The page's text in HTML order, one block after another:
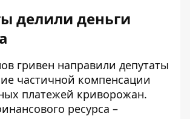
делили деньги
гривен направили депутаты
частичной компенсации
платежей криворожан.
ресурса –